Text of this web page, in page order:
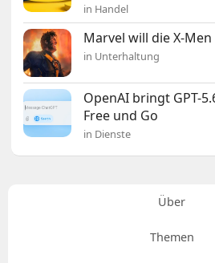
in Handel
Marvel will die X-
in Unterhaltung
OpenAI bringt GPT-
Free und Go
in Dienste
Über
Themen